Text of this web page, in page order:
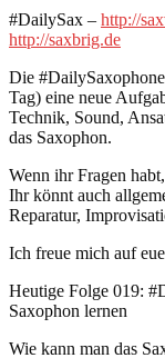
#DailySax – http://
http://saxbrig.de
Die
Tag) eine neue
Technik, Sound,
das Saxophon.
Wenn ihr Fragen
Ihr könnt auch
Reparatur,
Ich freue mich auf
Heutige Folge 019:
Saxophon lernen
Wie kann man das